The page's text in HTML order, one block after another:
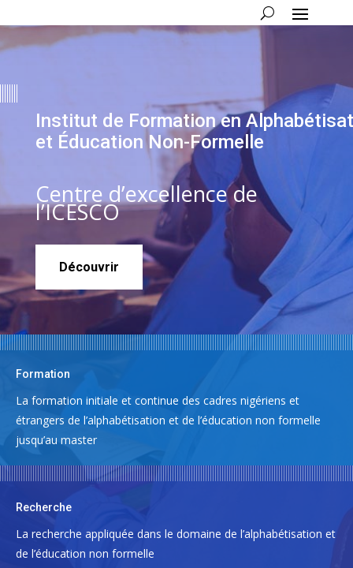
Institut de Formation en
et Éducation Non-Formelle
Centre d’excellence de
l’ICESCO
Découvrir
Formation
La formation initiale et continue des cadres nigériens et
étrangers de l’alphabétisation et de l’éducation non formelle
jusqu’au master
Recherche
La recherche appliquée dans le domaine de l’alphabétisation et
de l’éducation non formelle